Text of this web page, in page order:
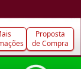
Proposta
de Compra